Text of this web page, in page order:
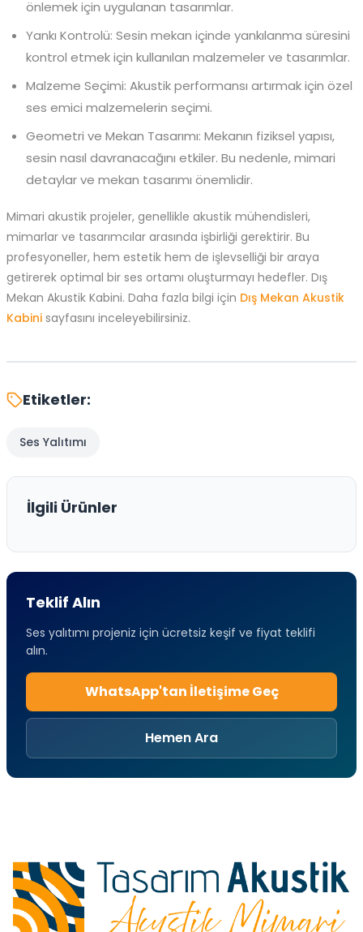
önlemek için uygulanan tasarımlar.
Yankı Kontrolü: Sesin mekan içinde yankılanma süresini
kontrol etmek için kullanılan malzemeler ve tasarımlar.
Malzeme Seçimi: Akustik performansı artırmak için özel
ses emici malzemelerin seçimi.
Geometri ve Mekan Tasarımı: Mekanın fiziksel yapısı,
sesin nasıl davranacağını etkiler. Bu nedenle, mimari
detaylar ve mekan tasarımı önemlidir.
Mimari akustik projeler, genellikle akustik mühendisleri,
mimarlar ve tasarımcılar arasında işbirliği gerektirir. Bu
profesyoneller, hem estetik hem de işlevselliği bir araya
getirerek optimal bir ses ortamı oluşturmayı hedefler. Dış
Mekan Akustik Kabini. Daha fazla bilgi için Dış Mekan Akustik
Kabini sayfasını inceleyebilirsiniz.
Etiketler:
Ses Yalıtımı
İlgili Ürünler
Teklif Alın
Ses yalıtımı projeniz için ücretsiz keşif ve fiyat teklifi
alın.
WhatsApp'tan İletişime Geç
Hemen Ara